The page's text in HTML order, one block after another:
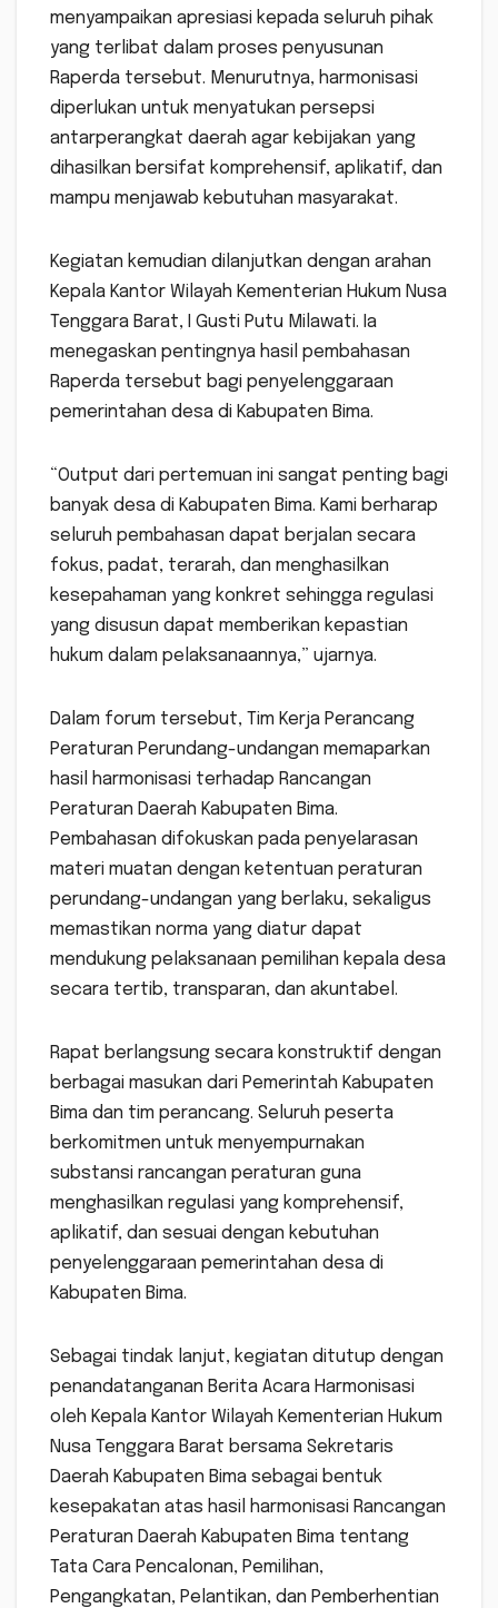
menyampaikan apresiasi kepada seluruh pihak
yang terlibat dalam proses penyusunan
Raperda tersebut. Menurutnya, harmonisasi
diperlukan untuk menyatukan persepsi
antarperangkat daerah agar kebijakan yang
dihasilkan bersifat komprehensif, aplikatif, dan
mampu menjawab kebutuhan masyarakat.
Kegiatan kemudian dilanjutkan dengan arahan
Kepala Kantor Wilayah Kementerian Hukum Nusa
Tenggara Barat, I Gusti Putu Milawati. Ia
menegaskan pentingnya hasil pembahasan
Raperda tersebut bagi penyelenggaraan
pemerintahan desa di Kabupaten Bima.
“Output dari pertemuan ini sangat penting bagi
banyak desa di Kabupaten Bima. Kami berharap
seluruh pembahasan dapat berjalan secara
fokus, padat, terarah, dan menghasilkan
kesepahaman yang konkret sehingga regulasi
yang disusun dapat memberikan kepastian
hukum dalam pelaksanaannya,” ujarnya.
Dalam forum tersebut, Tim Kerja Perancang
Peraturan Perundang-undangan memaparkan
hasil harmonisasi terhadap Rancangan
Peraturan Daerah Kabupaten Bima.
Pembahasan difokuskan pada penyelarasan
materi muatan dengan ketentuan peraturan
perundang-undangan yang berlaku, sekaligus
memastikan norma yang diatur dapat
mendukung pelaksanaan pemilihan kepala desa
secara tertib, transparan, dan akuntabel.
Rapat berlangsung secara konstruktif dengan
berbagai masukan dari Pemerintah Kabupaten
Bima dan tim perancang. Seluruh peserta
berkomitmen untuk menyempurnakan
substansi rancangan peraturan guna
menghasilkan regulasi yang komprehensif,
aplikatif, dan sesuai dengan kebutuhan
penyelenggaraan pemerintahan desa di
Kabupaten Bima.
Sebagai tindak lanjut, kegiatan ditutup dengan
penandatanganan Berita Acara Harmonisasi
oleh Kepala Kantor Wilayah Kementerian Hukum
Nusa Tenggara Barat bersama Sekretaris
Daerah Kabupaten Bima sebagai bentuk
kesepakatan atas hasil harmonisasi Rancangan
Peraturan Daerah Kabupaten Bima tentang
Tata Cara Pencalonan, Pemilihan,
Pengangkatan, Pelantikan, dan Pemberhentian